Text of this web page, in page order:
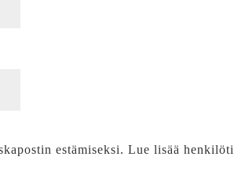
estämiseksi. Lue lisää